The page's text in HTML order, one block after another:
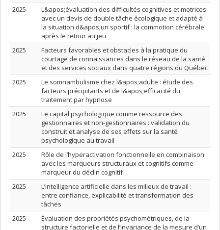
2025
L&apos;évaluation des difficultés cognitives et motrices
avec un devis de double tâche écologique et adapté à
la situation d&apos;un sportif : la commotion cérébrale
après le retour au jeu
2025
Facteurs favorables et obstacles à la pratique du
courtage de connaissances dans le réseau de la santé
et des services sociaux dans quatre régions du Québec
2025
Le somnambulisme chez l&apos;adulte : étude des
facteurs précipitants et de l&apos;efficacité du
traitement par hypnose
2025
Le capital psychologique comme ressource des
gestionnaires et non-gestionnaires : validation du
construit et analyse de ses effets sur la santé
psychologique au travail
2025
Rôle de l’hyperactivation fonctionnelle en combinaison
avec les marqueurs structuraux et cognitifs comme
marqueur du déclin cognitif
2025
L’intelligence artificielle dans les milieux de travail :
entre confiance, explicabilité et transformation des
tâches
2025
Évaluation des propriétés psychométriques, de la
structure factorielle et de l’invariance de la mesure d’un